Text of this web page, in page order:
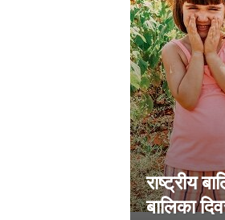
s
s
राष्ट्रीय
बालिका